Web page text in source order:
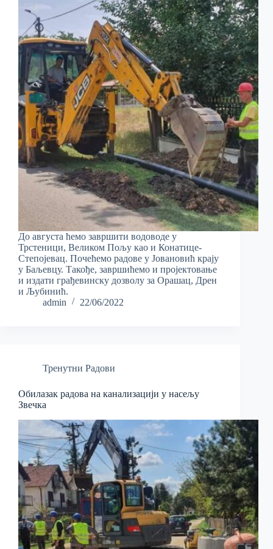
До августа ћемо завршити водоводе у
Трстеници, Великом Пољу као и Конатице-
Степојевац. Почећемо радове у Јовановић крају
у Баљевцу. Такође, завршићемо и пројектовање
и издати грађевинску дозволу за Орашац, Дрен
и Љубинић.
admin
22/06/2022
Тренутни Радови
Обилазак радова на канализацији у насељу
Звечка